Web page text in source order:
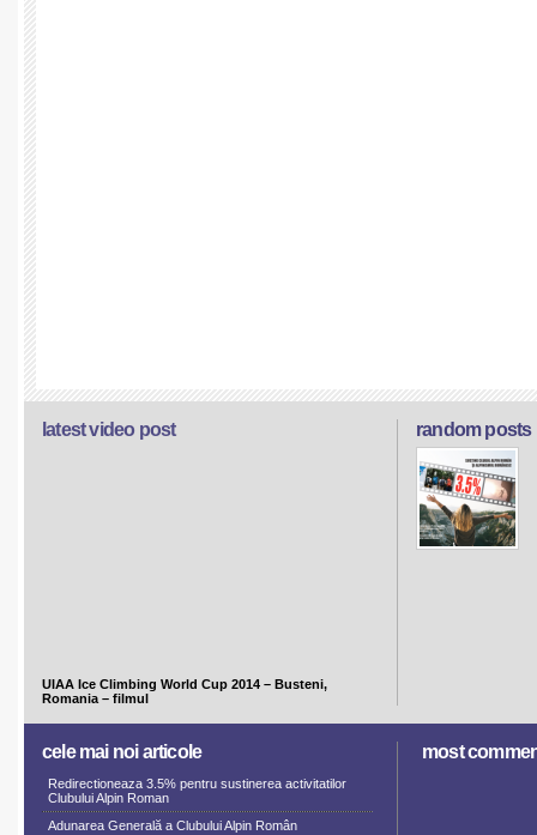
random posts
latest video post
UIAA Ice Climbing World Cup 2014 – Busteni,
Romania – filmul
cele mai noi articole
Redirectioneaza 3.5% pentru sustinerea activitatilor
Clubului Alpin Roman
Adunarea Generală a Clubului Alpin Român
most